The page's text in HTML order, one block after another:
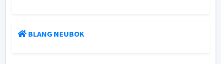
BLANG NEUBOK